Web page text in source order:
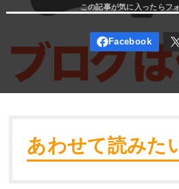
あわせて読みた